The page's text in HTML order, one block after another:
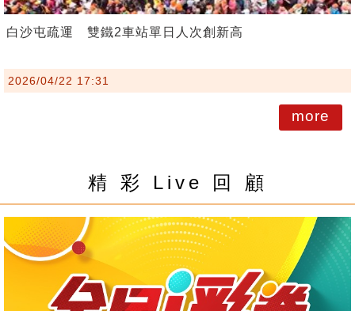
白沙屯疏運 雙鐵2車站單日人次創新高
2026/04/22 17:31
more
精 彩 Live 回 顧